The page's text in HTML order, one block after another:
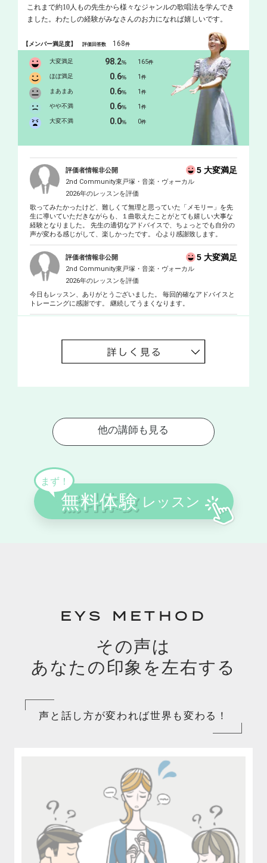
これまで約10人もの先生から様々なジャンルの歌唱法を学んでき
ました。わたしの経験がみなさんのお力になれば嬉しいです。
【メンバー満足度】評価回答数 168件
大変満足 98.2% 165件
ほぼ満足 0.6% 1件
まあまあ 0.6% 1件
やや不満 0.6% 1件
大変不満 0.0% 0件
評価者情報非公開 5 大変満足
2nd Community東戸塚・音楽・ヴォーカル
2026年のレッスンを評価
歌ってみたかったけど、難しくて無理と思っていた「メモリー」を先
生に導いていただきながらも、１曲歌えたことがとても嬉しい大事な
経験となりました。 先生の適切なアドバイスで、ちょっとでも自分の
声が変わる感じがして、楽しかったです。 心より感謝致します。
評価者情報非公開 5 大変満足
2nd Community東戸塚・音楽・ヴォーカル
2026年のレッスンを評価
今日もレッスン、ありがとうございました。 毎回的確なアドバイスと
トレーニングに感謝です。 継続してうまくなります。
EYS METHOD
その声は
あなたの印象を左右する
声と話し方が変われば世界も変わる！